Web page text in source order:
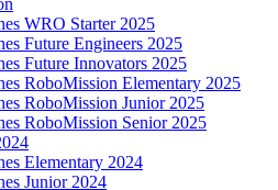
WRO Starter 2025
Future Engineers 2025
Future Innovators 2025
RoboMission Elementary 2025
RoboMission Junior 2025
RoboMission Senior 2025
Elementary 2024
Junior 2024